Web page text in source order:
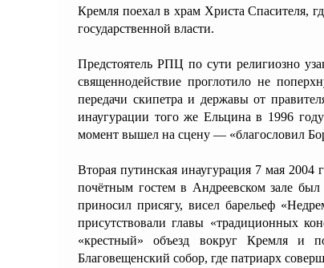
Кремля поехал в храм Христа Спасителя,
государственной власти.
Предстоятель РПЦ по сути религиозно
священнодействие проглотило не
передачи скипетра и державы от
инаугурации того же Ельцина в 1996
момент вышел на сцену — «благословил
Вторая путинская инаугурация 7 мая
почётным гостем в Андреевском зале
приносил присягу, висел барельеф
присутствовали главы «традиционных
«крестный» объезд вокруг Кремля и
Благовещенский собор, где патриарх